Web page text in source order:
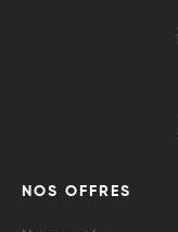
NOS OFFRES